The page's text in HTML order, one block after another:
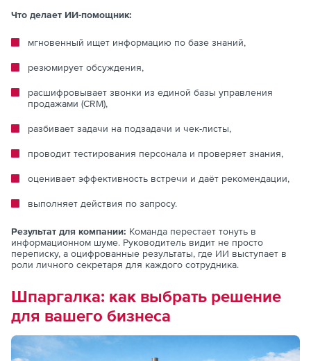
Что делает ИИ-помощник:
мгновенный ищет информацию по базе знаний,
резюмирует обсуждения,
расшифровывает звонки из единой базы управления
продажами (CRM),
разбивает задачи на подзадачи и чек-листы,
проводит тестирования персонала и проверяет знания,
оценивает эффективность встречи и даёт рекомендации,
выполняет действия по запросу.
Результат для компании: Команда перестает тонуть в
информационном шуме. Руководитель видит не просто
переписку, а оцифрованные результаты, где ИИ выступает в
роли личного секретаря для каждого сотрудника.
Шпаргалка: как выбрать решение
для вашего бизнеса